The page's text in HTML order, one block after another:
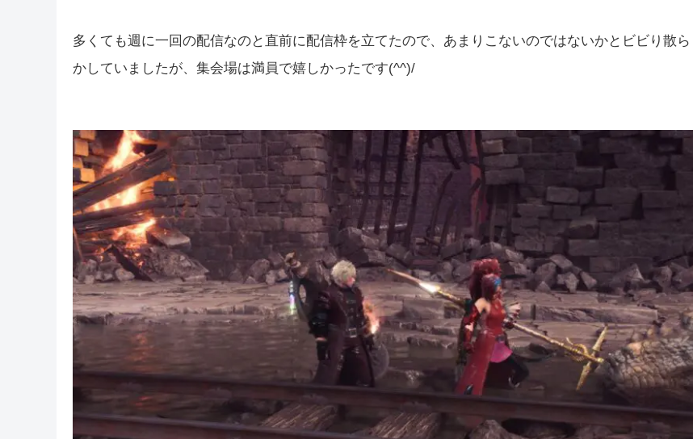
多くても週に一回の配信なのと直前に配信枠を立てたので、あまりこないのではないかとビビり散ら
かしていましたが、集会場は満員で嬉しかったです(^^)/